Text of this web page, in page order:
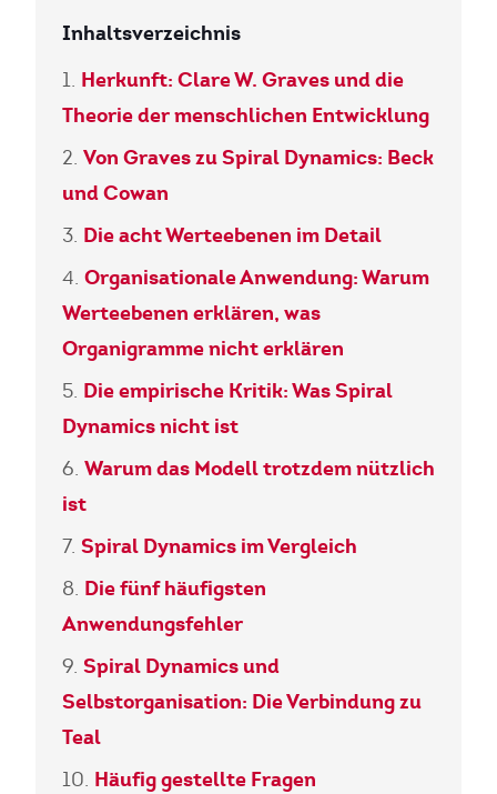
Inhaltsverzeichnis
Herkunft: Clare W. Graves und die
Theorie der menschlichen Entwicklung
Von Graves zu Spiral Dynamics: Beck
und Cowan
Die acht Werteebenen im Detail
Organisationale Anwendung: Warum
Werteebenen erklären, was
Organigramme nicht erklären
Die empirische Kritik: Was Spiral
Dynamics nicht ist
Warum das Modell trotzdem nützlich
ist
Spiral Dynamics im Vergleich
Die fünf häufigsten
Anwendungsfehler
Spiral Dynamics und
Selbstorganisation: Die Verbindung zu
Teal
Häufig gestellte Fragen